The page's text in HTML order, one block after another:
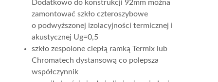
Dodatkowo do konstrukcji 92mm można
zamontować szkło czteroszybowe
o podwyższonej izolacyjności termicznej i
akustycznej Ug=0,5
szkło zespolone ciepłą ramką Termix lub
Chromatech dystansową co polepsza
współczynnik